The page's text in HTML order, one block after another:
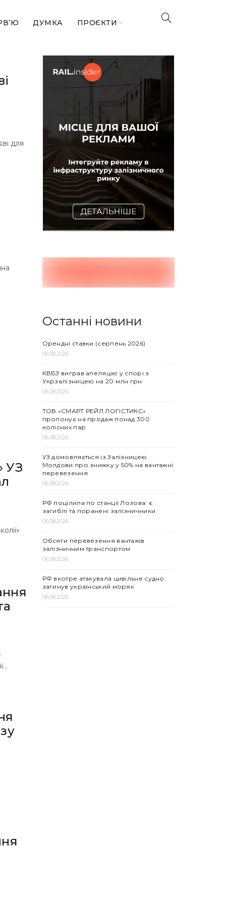
ДУМКА ПРОЄКТИ
для
УЗ
Останні новини
Орендні ставки (серпень 2026)
06.08.2026
КВБЗ виграв апеляцію у спорі з
Укрзалізницею на 20 млн грн
06.08.2026
ТОВ «СМАРТ РЕЙЛ ЛОГІСТИКС»
пропонує на продаж понад 300
колісних пар
06.08.2026
УЗ домовляється із Залізницею
Молдови про знижку у 50% на вантажні
перевезення
06.08.2026
РФ поцілила по станції Лозова: є
загиблі та поранені залізничники
06.08.2026
Обсяги перевезення вантажів
залізничним транспортом
06.08.2026
РФ вкотре атакувала цивільне судно:
загинув український моряк
06.08.2026